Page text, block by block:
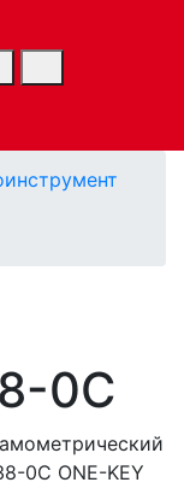
0C
0C ONE-KEY